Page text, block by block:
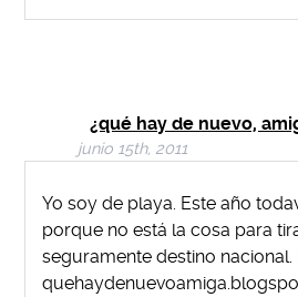
¿qué hay de nuevo,
junio 15th, 2011
Yo soy de playa. Este año
porque no está la cosa para
seguramente destino